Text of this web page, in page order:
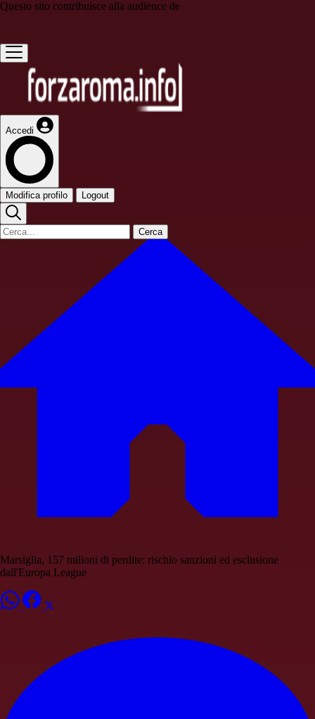
Questo sito contribuisce alla audience de
Accedi
Modifica profilo Logout
Cerca
Marsiglia, 157 milioni di perdite: rischio sanzioni ed esclusione
dall'Europa League